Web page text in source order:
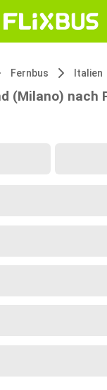
Fernbus Italien
(Milano) nach